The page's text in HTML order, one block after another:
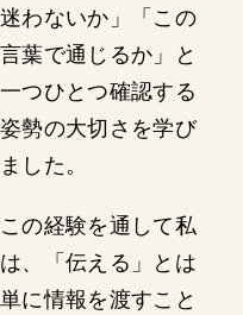
迷わないか」「この
言葉で通じるか」と
一つひとつ確認する
姿勢の大切さを学び
ました。
この経験を通して私
は、「伝える」とは
単に情報を渡すこと